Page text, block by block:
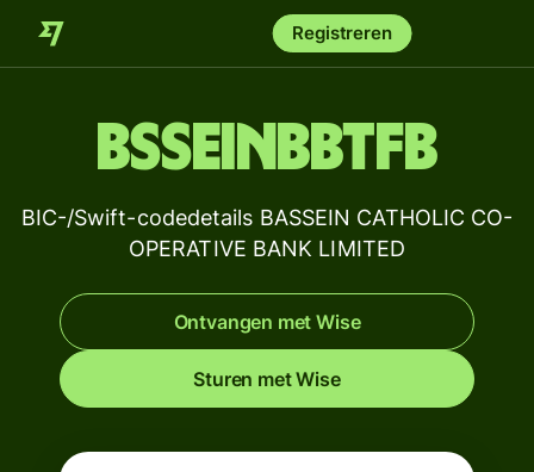
Registreren
BSSEINBBTFB
BIC-/Swift-codedetails BASSEIN CATHOLIC CO-
OPERATIVE BANK LIMITED
Ontvangen met Wise
Sturen met Wise